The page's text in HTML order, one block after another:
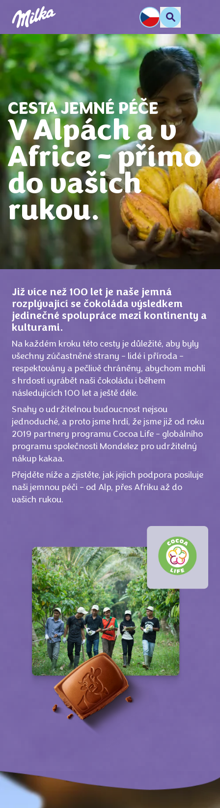
CESTA JEMNÉ PÉČE
V Alpách a v
Africe – přímo
do vašich
rukou.
Již více než 100 let je naše jemná
rozplývající se čokoláda výsledkem
jedinečné spolupráce mezi kontinenty a
kulturami.
Na každém kroku této cesty je důležité, aby byly
všechny zúčastněné strany – lidé i příroda –
respektovány a pečlivě chráněny, abychom mohli
s hrdostí vyrábět naši čokoládu i během
následujících 100 let a ještě déle.
Snahy o udržitelnou budoucnost nejsou
jednoduché, a proto jsme hrdí, že jsme již od roku
2019 partnery programu Cocoa Life – globálního
programu společnosti Mondelez pro udržitelný
nákup kakaa.
Přejděte níže a zjistěte, jak jejich podpora posiluje
naši jemnou péči – od Alp, přes Afriku až do
vašich rukou.